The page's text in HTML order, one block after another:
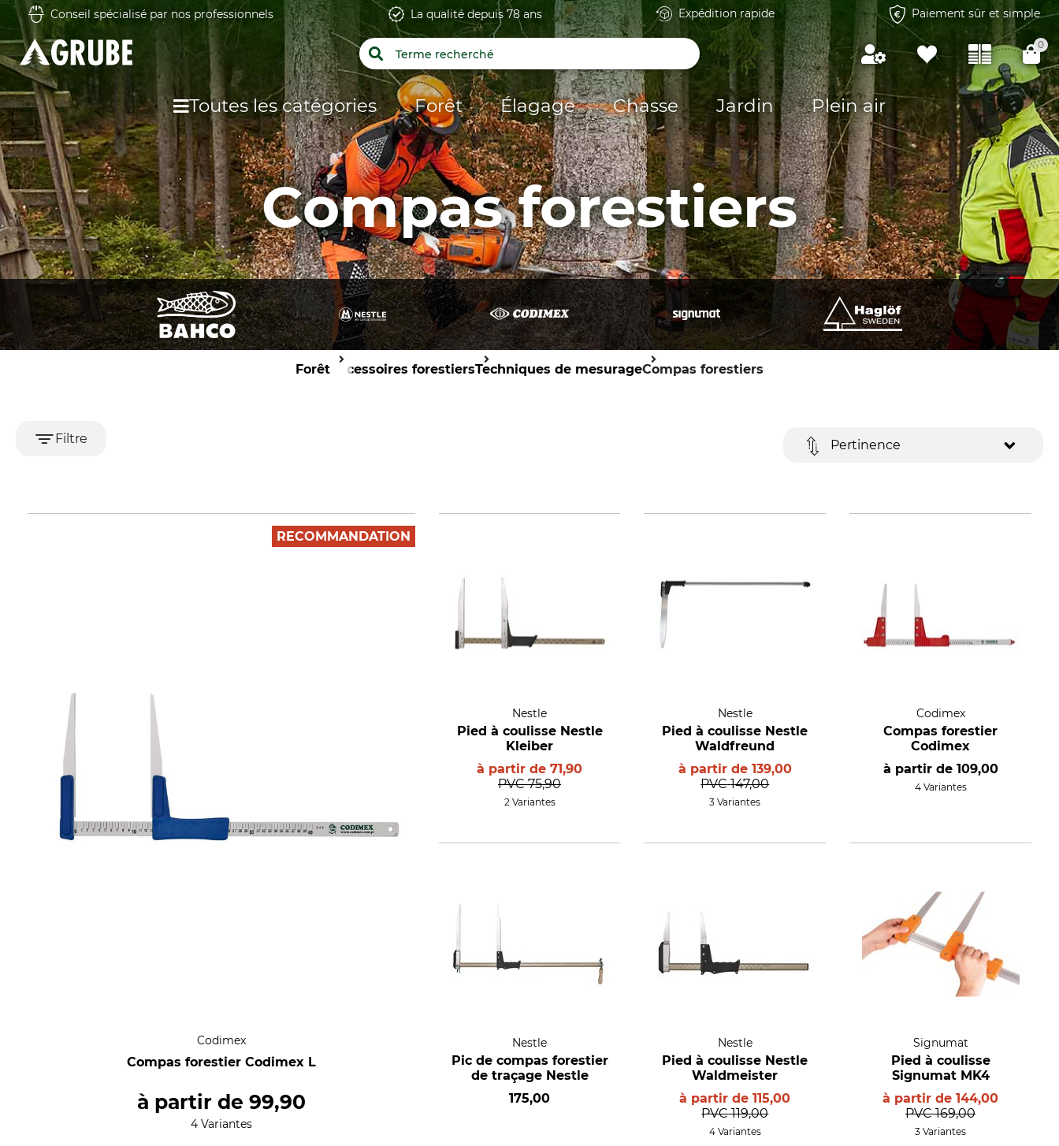
Conseil spécialisé par nos professionnels La qualité depuis 78 ans Expédition rapide Paiement sûr et simple
0
Toutes les catégories Forêt Élagage Chasse Jardin Plein air
Compas forestiers
Forêt Accessoires forestiersTechniques de mesurageCompas forestiers
Filtre Pertinence
RECOMMANDATION
Codimex
Compas forestier Codimex L
à partir de 99,90
4 Variantes
Nestle
Pied à coulisse Nestle
Kleiber
à partir de 71,90
PVC 75,90
2 Variantes
Nestle
Pied à coulisse Nestle
Waldfreund
à partir de 139,00
PVC 147,00
3 Variantes
Codimex
Compas forestier
Codimex
à partir de 109,00
4 Variantes
Nestle
Pic de compas forestier
de traçage Nestle
175,00
Nestle
Pied à coulisse Nestle
Waldmeister
à partir de115,00
PVC 119,00
4 Variantes
Signumat
Pied à coulisse
Signumat MK4
à partir de144,00
PVC 169,00
3 Variantes